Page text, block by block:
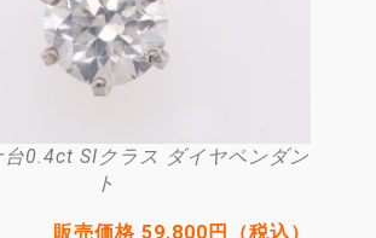
台0.4ct SIクラス ダイヤペンダン
ト
販売価格 59,800円（税込）